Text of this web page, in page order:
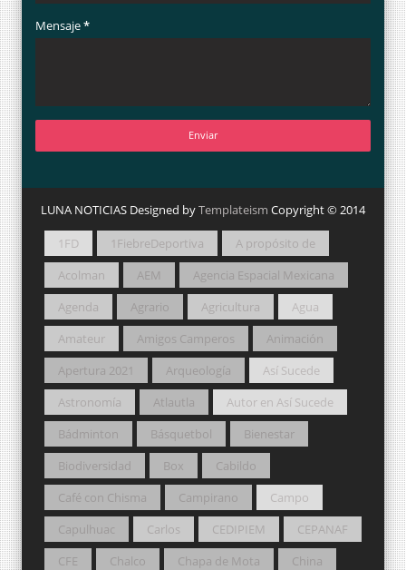
Mensaje*
LUNA NOTICIAS Designed byTemplateism Copyright © 2014
1FD 1FiebreDeportiva
A propósito de
Acolman
AEM
Agencia Espacial Mexicana
Agenda
Agrario Agricultura
Agua
Amateur
Amigos Camperos
Animación
Apertura 2021
Arqueología
Así Sucede
Astronomía
Atlautla
Autor en Así Sucede
Bádminton
Básquetbol
Bienestar
Biodiversidad
Box
Cabildo
Café con Chisma
Campirano
Campo
Capulhuac
Carlos CEDIPIEM
CEPANAF
CFE
Chalco Chapa de Mota
China